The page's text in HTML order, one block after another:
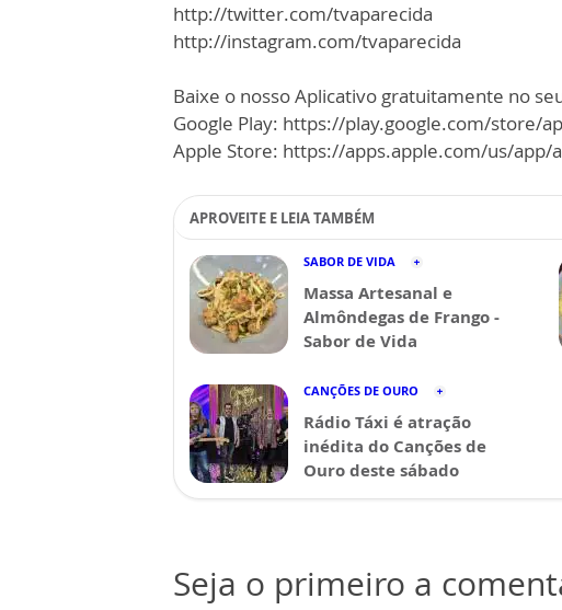
http://twitter.com/tvaparecida
http://instagram.com/tvaparecida
Baixe o nosso Aplicativo gratuitamente no
Google Play: https://play.google.com/store/
Apple Store: https://apps.apple.com/us/app/
APROVEITE E LEIA TAMBÉM
SABOR DE VIDA
Massa Artesanal e
Almôndegas de Frango -
Sabor de Vida
CANÇÕES DE OURO
Rádio Táxi é atração
inédita do Canções de
Ouro deste sábado
Seja o primeiro a